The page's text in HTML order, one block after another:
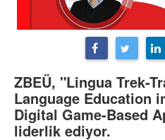
ZBEÜ, "Lingua Trek-
Language Education
Digital Game-Based
liderlik ediyor.